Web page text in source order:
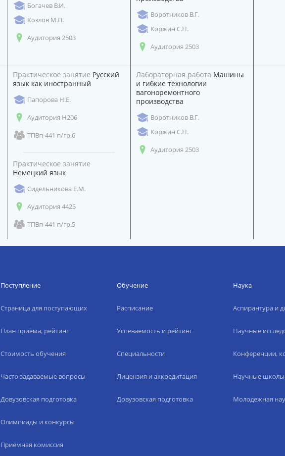
Богачев В.И.
Козлов М.П.
Аудитория 2503
Воротников В.Г.
Коржин С.Н.
Аудитория 2503
Практическое занятие Русский
язык как иностранный
Папорова Н.Е.
Аудитория Н206
ТПВп-441 п/гр.6
Практическое занятие
Немецкий язык
Сидельникова Е.М.
Аудитория 4425
ТПВп-441 п/гр.5
Лабораторная работа Машины
и гибкие технологии
вагоноремонтного
производства
Воротников В.Г.
Коржин С.Н.
Аудитория 2503
Поступление
Страница для поступающих
План приёма, рейтинг
Стоимость обучения
Часто задаваемые вопросы
Довузовская подготовка
Олимпиады и конкурсы
Приёмная комиссия
Обучение
Расписание
Успеваемость и рейтинг
Специальности
Лицензия и аккредитация
Довузовская подготовка
Наука
Аспирантура и
Научные
Конференции,
Научные школы
Молодежная